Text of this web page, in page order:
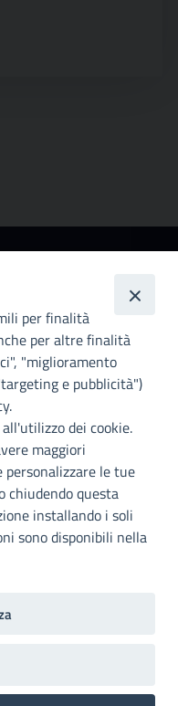
a rendere il proprio sito
10 agosto 2018, n°106
RPD
per finalità
per altre finalità
"miglioramento
e pubblicità")
dei cookie.
maggiori
le tue
chiudendo questa
installando i soli
sono disponibili nella